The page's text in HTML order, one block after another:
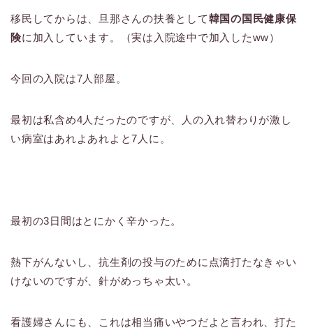
移民してからは、旦那さんの扶養として韓国の国民健康保
険に加入しています。（実は入院途中で加入したww）
今回の入院は7人部屋。
最初は私含め4人だったのですが、人の入れ替わりが激し
い病室はあれよあれよと7人に。
最初の3日間はとにかく辛かった。
熱下がんないし、抗生剤の投与のために点滴打たなきゃい
けないのですが、針がめっちゃ太い。
看護婦さんにも、これは相当痛いやつだよと言われ、打た